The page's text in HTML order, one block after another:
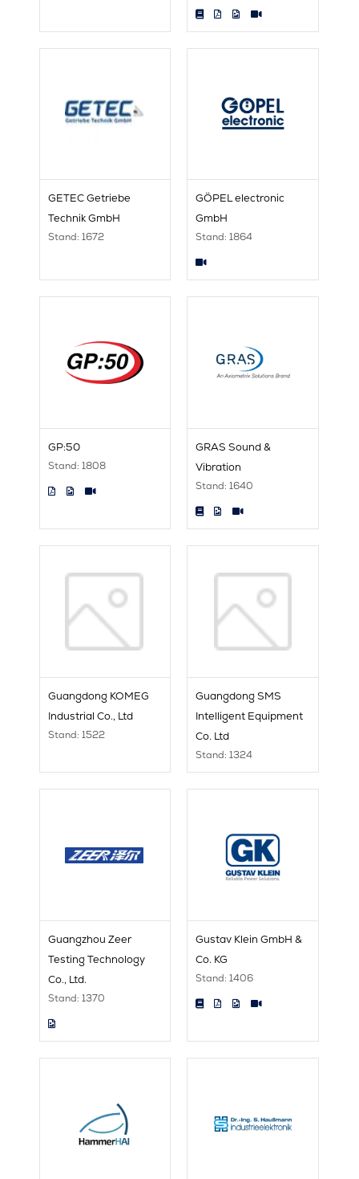
GETEC Getriebe
Technik GmbH
Stand: 1672
GÖPEL electronic
GmbH
Stand: 1864
GP:50
Stand: 1808
GRAS Sound &
Vibration
Stand: 1640
Guangdong KOMEG
Industrial Co., Ltd
Stand: 1522
Guangdong SMS
Intelligent Equipment
Co. Ltd
Stand: 1324
Guangzhou Zeer
Testing Technology
Co., Ltd.
Stand: 1370
Gustav Klein GmbH &
Co. KG
Stand: 1406